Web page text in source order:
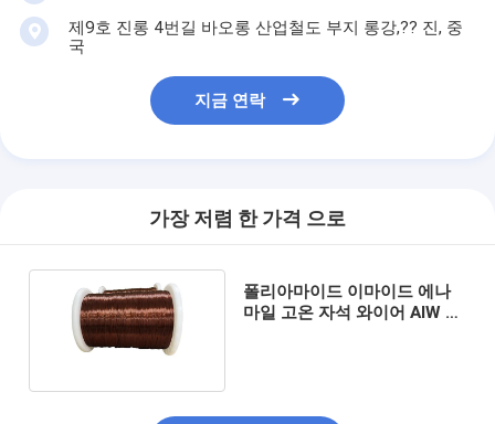
제9호 진롱 4번길 바오롱 산업철도 부지 롱강,?? 진, 중
국
지금 연락
가장 저렴 한 가격 으로
폴리아마이드 이마이드 에나
마일 고온 자석 와이어 AIW 2